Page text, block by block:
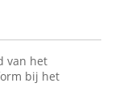
van het
bij het